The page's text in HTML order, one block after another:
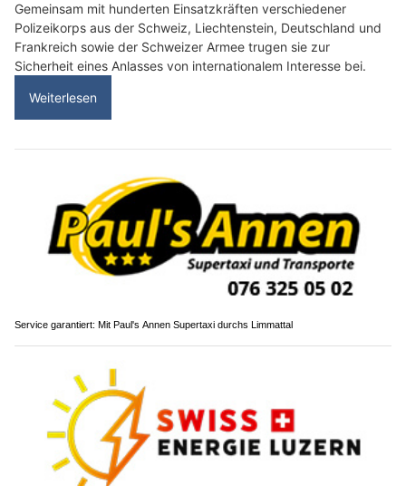
Gemeinsam mit hunderten Einsatzkräften verschiedener
Polizeikorps aus der Schweiz, Liechtenstein, Deutschland und
Frankreich sowie der Schweizer Armee trugen sie zur
Sicherheit eines Anlasses von internationalem Interesse bei.
Weiterlesen
Service garantiert: Mit Paul's Annen Supertaxi durchs Limmattal